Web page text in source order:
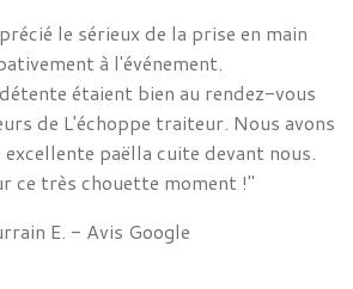
le sérieux de la prise en main
à l'événement.
étaient bien au rendez-vous
de L'échoppe traiteur. Nous avons
paëlla cuite devant nous.
ce très chouette moment !"
E. - Avis Google